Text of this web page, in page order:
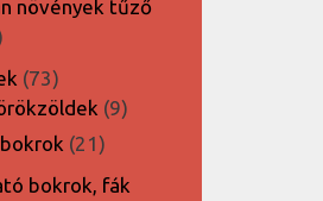
növények tűző
termék
7373
termék
99
2121
termék
bokrok, fák